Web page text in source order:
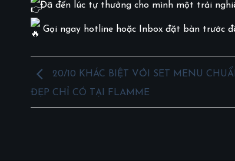
Đã đến lúc tự thưởng cho mình một trải
Gọi ngay hotline hoặc Inbox đặt bàn trước
20/10 KHÁC BIỆT VỚI SET MENU
ĐẸP CHỈ CÓ TẠI FLAMME️